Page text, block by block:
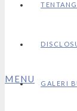
GALERI
MENU